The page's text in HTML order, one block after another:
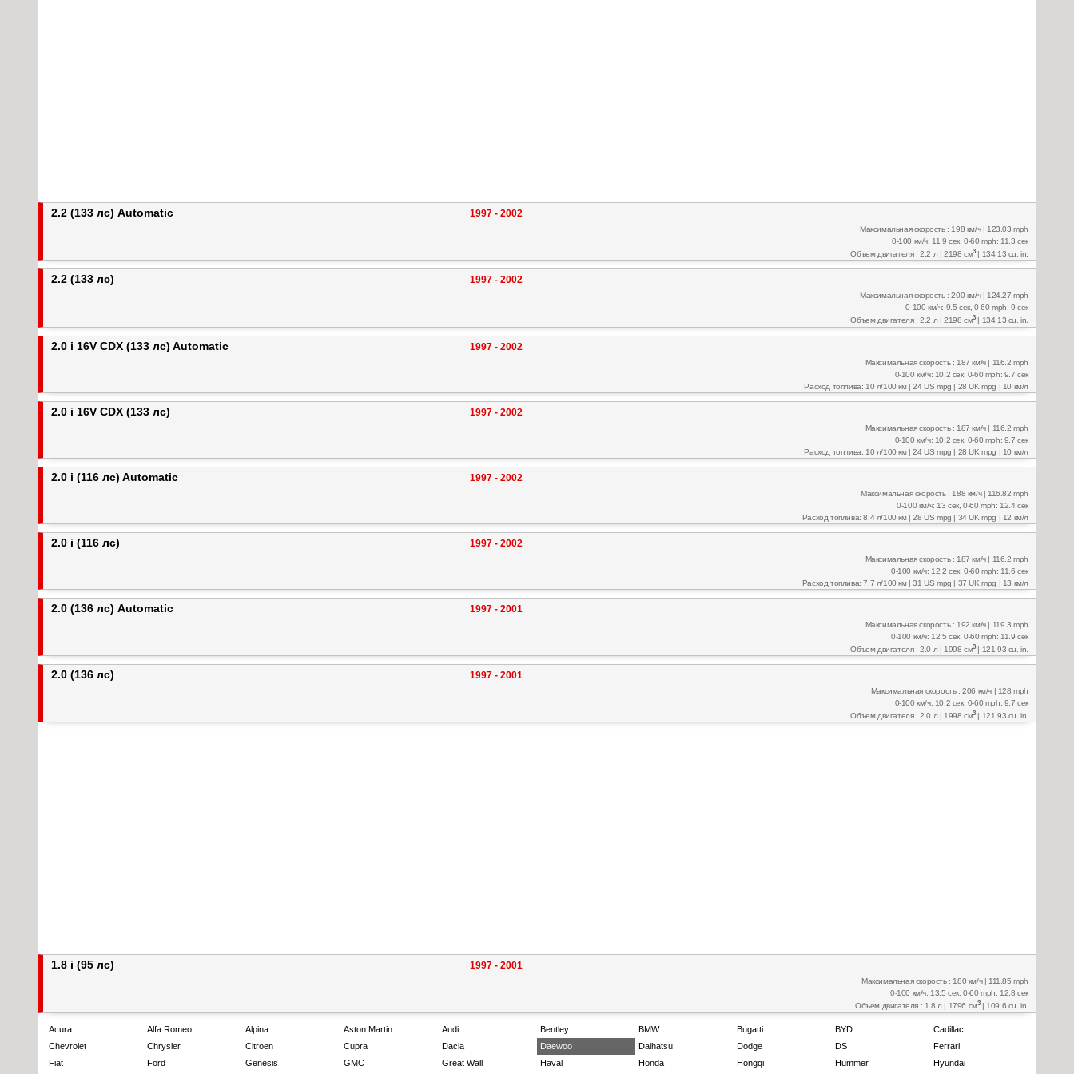
2.2 (133 лс) Automatic 1997 - 2002
Максимальная скорость : 198 км/ч | 123.03 mph
0-100 км/ч: 11.9 сек, 0-60 mph: 11.3 сек
Объем двигателя : 2.2 л | 2198 см3| 134.13 cu. in.
2.2 (133 лс) 1997 - 2002
Максимальная скорость : 200 км/ч | 124.27 mph
0-100 км/ч: 9.5 сек, 0-60 mph: 9 сек
Объем двигателя : 2.2 л | 2198 см3| 134.13 cu. in.
2.0 i 16V CDX (133 лс) Automatic 1997 - 2002
Максимальная скорость : 187 км/ч | 116.2 mph
0-100 км/ч: 10.2 сек, 0-60 mph: 9.7 сек
Расход топлива: 10 л/100 км | 24 US mpg | 28 UK mpg | 10 км/л
2.0 i 16V CDX (133 лс) 1997 - 2002
Максимальная скорость : 187 км/ч | 116.2 mph
0-100 км/ч: 10.2 сек, 0-60 mph: 9.7 сек
Расход топлива: 10 л/100 км | 24 US mpg | 28 UK mpg | 10 км/л
2.0 i (116 лс) Automatic 1997 - 2002
Максимальная скорость : 188 км/ч | 116.82 mph
0-100 км/ч: 13 сек, 0-60 mph: 12.4 сек
Расход топлива: 8.4 л/100 км | 28 US mpg | 34 UK mpg | 12 км/л
2.0 i (116 лс) 1997 - 2002
Максимальная скорость : 187 км/ч | 116.2 mph
0-100 км/ч: 12.2 сек, 0-60 mph: 11.6 сек
Расход топлива: 7.7 л/100 км | 31 US mpg | 37 UK mpg | 13 км/л
2.0 (136 лс) Automatic 1997 - 2001
Максимальная скорость : 192 км/ч | 119.3 mph
0-100 км/ч: 12.5 сек, 0-60 mph: 11.9 сек
Объем двигателя : 2.0 л | 1998 см3| 121.93 cu. in.
2.0 (136 лс) 1997 - 2001
Максимальная скорость : 206 км/ч | 128 mph
0-100 км/ч: 10.2 сек, 0-60 mph: 9.7 сек
Объем двигателя : 2.0 л | 1998 см3| 121.93 cu. in.
1.8 i (95 лс) 1997 - 2001
Максимальная скорость : 180 км/ч | 111.85 mph
0-100 км/ч: 13.5 сек, 0-60 mph: 12.8 сек
Объем двигателя : 1.8 л | 1796 см3| 109.6 cu. in.
Acura Alfa Romeo Alpina Aston Martin Audi Bentley BMW Bugatti BYD
Cadillac
Chevrolet
Chrysler Citroen Cupra Dacia Daewoo Daihatsu Dodge DS
Ferrari
Fiat
Ford Genesis GMC Great Wall Haval Honda Hongqi Hummer Hyundai